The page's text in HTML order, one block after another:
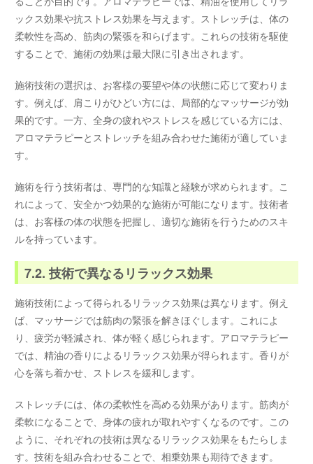
ックス効果や抗ストレス効果を与えます。ストレッチは、体の
柔軟性を高め、筋肉の緊張を和らげます。これらの技術を駆使
することで、施術の効果は最大限に引き出されます。
施術技術の選択は、お客様の要望や体の状態に応じて変わりま
す。例えば、肩こりがひどい方には、局部的なマッサージが効
果的です。一方、全身の疲れやストレスを感じている方には、
アロマテラピーとストレッチを組み合わせた施術が適していま
す。
施術を行う技術者は、専門的な知識と経験が求められます。こ
れによって、安全かつ効果的な施術が可能になります。技術者
は、お客様の体の状態を把握し、適切な施術を行うためのスキ
ルを持っています。
7.2. 技術で異なるリラックス効果
施術技術によって得られるリラックス効果は異なります。例え
ば、マッサージでは筋肉の緊張を解きほぐします。これによ
り、疲労が軽減され、体が軽く感じられます。アロマテラピー
では、精油の香りによるリラックス効果が得られます。香りが
心を落ち着かせ、ストレスを緩和します。
ストレッチには、体の柔軟性を高める効果があります。筋肉が
柔軟になることで、身体の疲れが取れやすくなるのです。この
ように、それぞれの技術は異なるリラックス効果をもたらしま
す。技術を組み合わせることで、相乗効果も期待できます。